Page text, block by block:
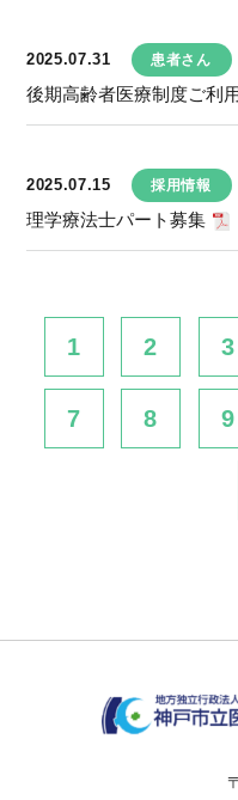
2025.07.31 患者さん
後期高齢者医療制度ご利
2025.07.15 採用情報
理学療法士パート募集
1 2 3
7 8 9